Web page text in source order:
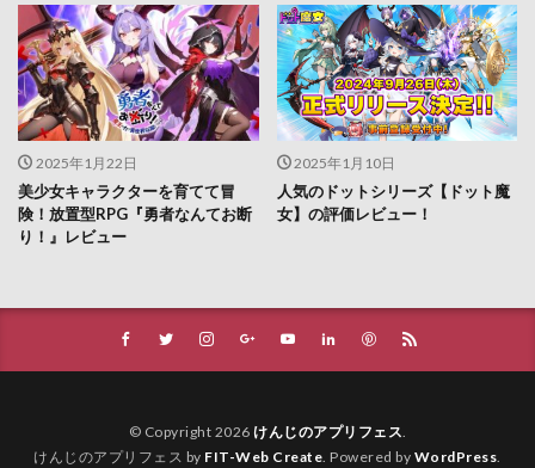
2025年1月22日
美少女キャラクターを育てて冒
険！放置型RPG『勇者なんてお断
り！』レビュー
2025年1月10日
人気のドットシリーズ【ドット魔
女】の評価レビュー！
© Copyright 2026 けんじのアプリフェス
けんじのアプリフェス by FIT-Web Create . Powered by WordPress